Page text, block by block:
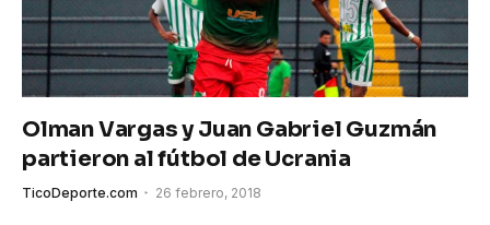
Olman Vargas y Juan Gabriel Guzmán
partieron al fútbol de Ucrania
TicoDeporte.com 26 febrero, 2018